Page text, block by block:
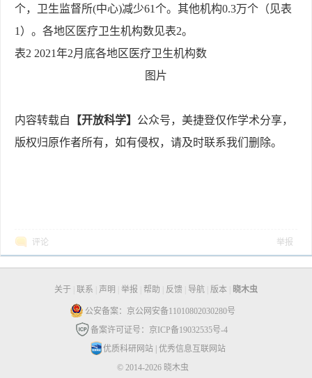
个，卫生监督所(中心)减少61个。其他机构0.3万个（见表
1）。各地区医疗卫生机构数见表2。
表2 2021年2月底各地区医疗卫生机构数
图片
内容转载自 【开放科学】 公众号，美捷登仅作学术分享，
版权归原作者所有，如有侵权，请及时联系我们删除。
评论 举报
关于 联系 声明 举报 帮助 反馈 导航 版本 晓木虫
公安备案：京公网安备11010802030280号
备案许可证号：京ICP备19032535号-4
优质科研网站| 优秀信息互联网站
© 2014-2026 晓木虫